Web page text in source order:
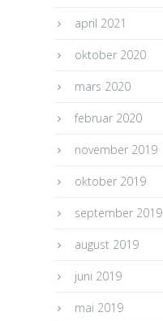
april 2021
oktober 2020
mars 2020
februar 2020
november 2019
oktober 2019
september 2019
august 2019
juni 2019
mai 2019